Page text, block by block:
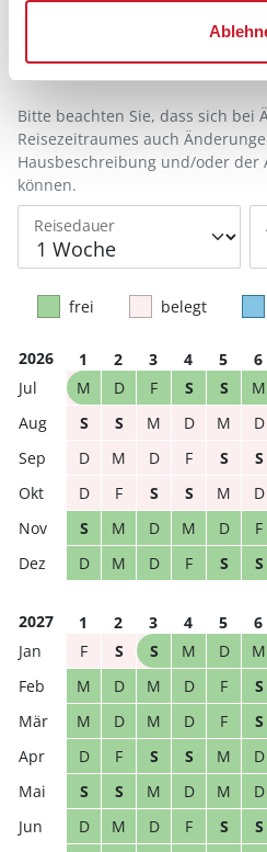
Anreisetag im
Sie bekommen
Reisedauer
Bitte beachten Sie, dass sich bei
Reisezeitraumes auch
Hausbeschreibung und/oder der
können.
frei belegt
2026 1 2 3 4 5 6
M
D F S S M
S
S M D M D
D
M D F S S
D
F S S M D
S
M D M D F
D
M D F S S
2027 1 2 3 4 5 6
F
S S M D M
M
D M D F S
M
D M D F S
D
F S S M D
S
S M D M D
D
M D F S S